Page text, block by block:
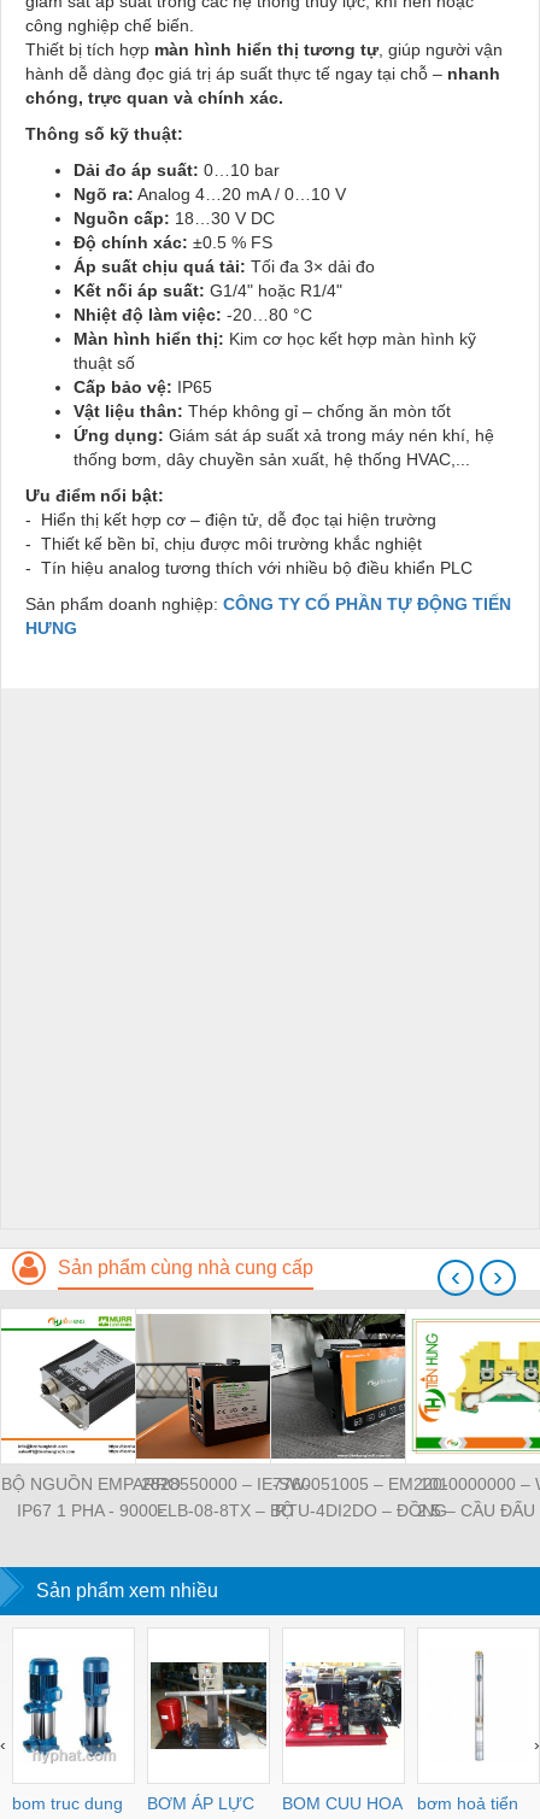
công nghiệp chế biến.
Thiết bị tích hợp màn hình hiển thị tương tự, giúp người vận
hành dễ dàng đọc giá trị áp suất thực tế ngay tại chỗ – nhanh
chóng, trực quan và chính xác.
Thông số kỹ thuật:
Dải đo áp suất: 0…10 bar
Ngõ ra: Analog 4…20 mA / 0…10 V
Nguồn cấp: 18…30 V DC
Độ chính xác: ±0.5 % FS
Áp suất chịu quá tải: Tối đa 3× dải đo
Kết nối áp suất: G1/4" hoặc R1/4"
Nhiệt độ làm việc: -20…80 °C
Màn hình hiển thị: Kim cơ học kết hợp màn hình kỹ
thuật số
Cấp bảo vệ: IP65
Vật liệu thân: Thép không gỉ – chống ăn mòn tốt
Ứng dụng: Giám sát áp suất xả trong máy nén khí, hệ
thống bơm, dây chuyền sản xuất, hệ thống HVAC,...
Ưu điểm nổi bật:
- Hiển thị kết hợp cơ – điện tử, dễ đọc tại hiện trường
- Thiết kế bền bỉ, chịu được môi trường khắc nghiệt
- Tín hiệu analog tương thích với nhiều bộ điều khiển PLC
Sản phẩm doanh nghiệp: CÔNG TY CỔ PHẦN TỰ ĐỘNG TIẾN
HƯNG
Sản phẩm cùng nhà cung cấp
BỘ NGUỒN EMPARRO
IP67 1 PHA - 9000-
EMPARRO IP67
POWER SUPPLY 1-
PHASE
2828550000 – IE-SW-
ELB-08-8TX – BỘ
RJ45 – WEIDMULLER
7760051005 – EM220-
RTU-4DI2DO – ĐỒNG
ĐO ĐIỆN ÁP –
1010000000 –
2.5 – CẦU ĐẤU
‹ ›
Sản phẩm xem nhiều
bom truc dung
BƠM ÁP LỰC
BOM CUU HOA
bơm hoả tiển
‹ ›